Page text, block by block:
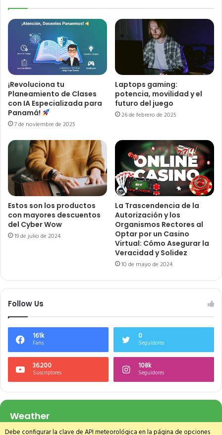
¡Revoluciona tu
Planeamiento de Clases
con IA Especializada para
Panamá!
7 de noviembre de 2025
Laptops gaming:
potencia, movilidad y el
futuro del juego
26 de febrero de 2025
Estos son los productos
con mayores descuentos
del Cyber Wow
19 de julio de 2024
La Trascendencia de la
Autorización y los
Organismos Rectores al
Optar por un Casino
Virtual: Cómo Asegurar la
Veracidad y Solidez
10 de mayo de 2024
Follow Us
161k
Fans
0
Seguidores
36.200
Suscriptores
108k
Seguidores
Weather
Debe configurar la clave de API meteorológica en la página de opciones